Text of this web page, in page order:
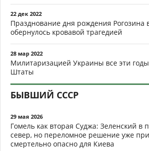
22 дек 2022
Празднование дня рождения Рогозина
обернулось кровавой трагедией
28 мар 2022
Милитаризацией Украины все эти
Штаты
БЫВШИЙ СССР
29 мая 2026
Гомель как вторая Суджа: Зеленский в
север, но переломное решение уже
смертельно опасно для Киева